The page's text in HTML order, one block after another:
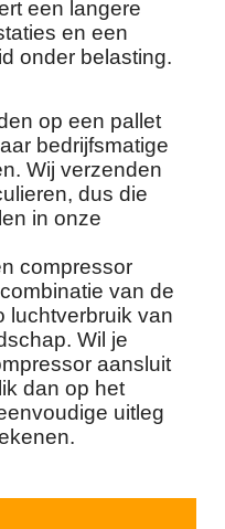
een langere
en een
onder belasting.
op een pallet
bedrijfsmatige
Wij verzenden
dus die
in onze
compressor
van de
luchtverbruik van
Wil je
aansluit
dan op het
uitleg